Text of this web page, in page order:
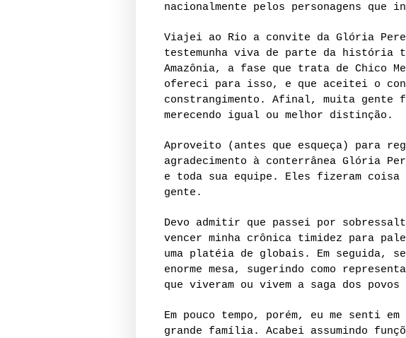
nacionalmente pelos personagens que
Viajei ao Rio a convite da Glória
testemunha viva de parte da história
Amazônia, a fase que trata de Chico
ofereci para isso, e que aceitei o
constrangimento. Afinal, muita gente
merecendo igual ou melhor distinção.
Aproveito (antes que esqueça) para
agradecimento à conterrânea Glória
e toda sua equipe. Eles fizeram coisa
gente.
Devo admitir que passei por
vencer minha crônica timidez para
uma platéia de globais. Em seguida,
enorme mesa, sugerindo como
que viveram ou vivem a saga dos
Em pouco tempo, porém, eu me senti
grande família. Acabei assumindo